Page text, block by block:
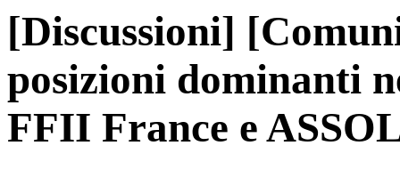
[Discussioni]
posizioni dominanti
FFII France e